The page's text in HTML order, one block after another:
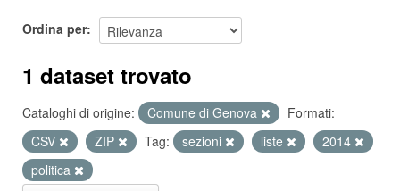
Ordina per
1 dataset trovato
Cataloghi di origine: Comune di Genova
Formati:
CSV
ZIP Tag: sezioni liste
2014
politica